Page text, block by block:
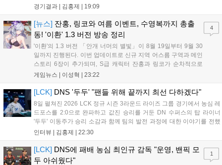
진출했고, '찬'은 탈락하고 말았다. 경기 초반, 5분 만에 골 찬스를 잡은
경기결과 | 김홍제 | 19:09
[뉴스] 잔홍, 링코와 여름 이벤트, 수영복까지 총출
동! '이환' 1.3 버전 방송 정리
'이환'의 1.3 버전 「안개 너머의 별빛」이 8월 19일부터 9월 30
일까지 진행된다. 이번 업데이트로 신규 지역 어스름 구역과 메인
스토리 6장이 추가되며, S급 캐릭터 잔홍과 링코가 순차적으로
등장한다. 여름 시즌을 맞아 비치발리볼, 수상 오토바이 등 다채
의성도 강화된다. 8월 11일까지 사용 가능한 교환 코드 3종이 제
게임뉴스 | 이성혁 | 23:22
4
[LCK] DNS '두두' "팬들 위해 끝까지 최선 다하겠다"
8일 펼쳐진 2026 LCK 정규 시즌 3라운드 라이즈 그룹 경기에서 농심 레
드포스를 2:0으로 완파하고 값진 승리를 거둔 DN 수퍼스의 탑 라이너
'두두' 이동주가 승리 소감과 함께 팀의 발전 과정에 대한 이야기를 전했
다. 먼저 오랜만의 2:0 완승에 대해 '두두'는 "진짜 오랜만에 거둔 2:0 승
인터뷰 | 김홍제 | 22:30
[LCK] DNS에 패배 농심 최인규 감독 "운영, 밴픽 모
두 아쉬웠다"
1